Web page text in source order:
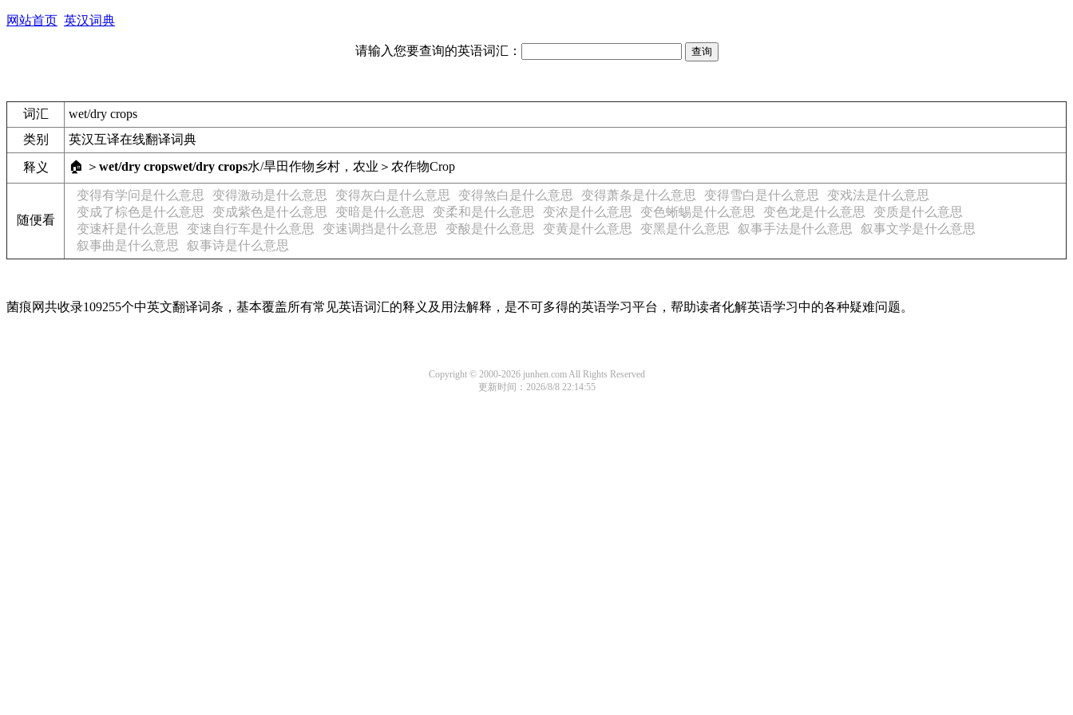
网站首页 英汉词典
请输入您要查询的英语词汇：
词汇
wet/dry crops
类别
英汉互译在线翻译词典
释义 🏠 ＞ wet/dry cropswet/dry crops水/旱田作物乡村，农业＞农作物Crop
随便看
变得有学问是什么意思 变得激动是什么意思 变得灰白是什么意思 变得煞白是什么意思 变得萧条是什么意思 变得雪白是什么意思
变戏法是什么意思
变成了棕色是什么意思
变成紫色是什么意思 变暗是什么意思 变柔和是什么意思 变浓是什么意思 变色蜥蜴是什么意思 变色龙是什么意思
变质是什么意思
变速杆是什么意思
变速自行车是什么意思 变速调挡是什么意思 变酸是什么意思 变黄是什么意思 变黑是什么意思 叙事手法是什么意思
叙事文学是什么意思
叙事曲是什么意思
叙事诗是什么意思
菌痕网共收录109255个中英文翻译词条，基本覆盖所有常见英语词汇的释义及用法解释，是不可多得的英语学习平台，帮助读者化解英语学习中的各种疑难问题。
Copyright © 2000-2026 junhen.com All Rights Reserved
更新时间：2026/8/8 22:14:55